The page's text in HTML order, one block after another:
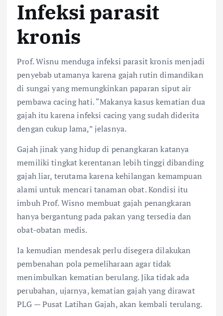
Infeksi parasit
kronis
Prof. Wisnu menduga infeksi parasit kronis menjadi
penyebab utamanya karena gajah rutin dimandikan
di sungai yang memungkinkan paparan siput air
pembawa cacing hati. “Makanya kasus kematian dua
gajah itu karena infeksi cacing yang sudah diderita
dengan cukup lama,” jelasnya.
Gajah jinak yang hidup di penangkaran katanya
memiliki tingkat kerentanan lebih tinggi dibanding
gajah liar, terutama karena kehilangan kemampuan
alami untuk mencari tanaman obat. Kondisi itu
imbuh Prof. Wisno membuat gajah penangkaran
hanya bergantung pada pakan yang tersedia dan
obat-obatan medis.
Ia kemudian mendesak perlu disegera dilakukan
pembenahan pola pemeliharaan agar tidak
menimbulkan kematian berulang. Jika tidak ada
perubahan, ujarnya, kematian gajah yang dirawat
PLG — Pusat Latihan Gajah, akan kembali terulang.